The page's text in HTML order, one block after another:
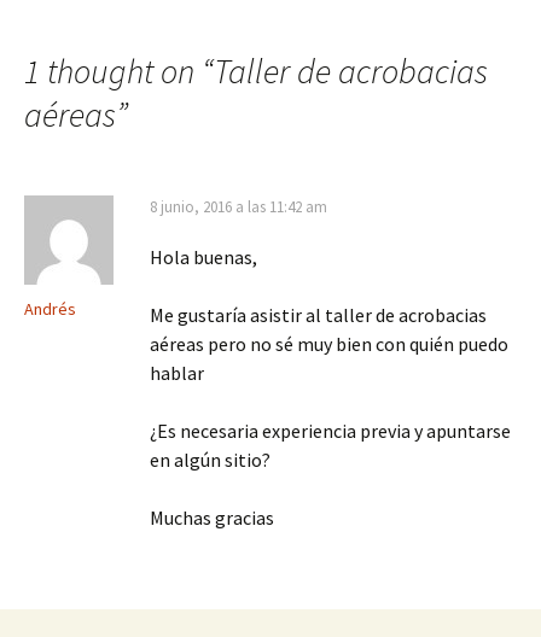
1 thought on “Taller de acrobacias
aéreas”
Andrés
8 junio, 2016 a las 11:42 am
Hola buenas,
Me gustaría asistir al taller de acrobacias
aéreas pero no sé muy bien con quién puedo
hablar
¿Es necesaria experiencia previa y apuntarse
en algún sitio?
Muchas gracias